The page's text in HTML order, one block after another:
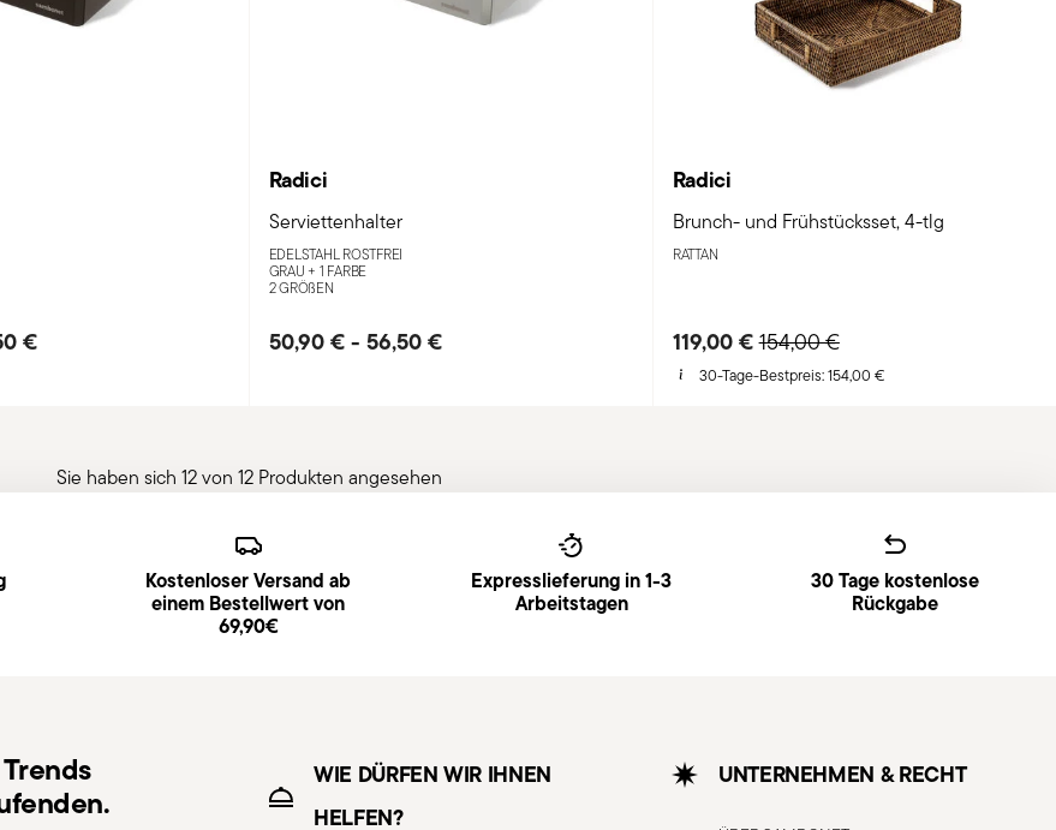
€
Radici
Serviettenhalter
EDELSTAHL ROSTFREI
GRAU + 1 FARBE
2 GRÖßEN
50,90 €- 56,50 €
Radici
Brunch- und Frühstücksset, 4-tlg
RATTAN
119,00 €Price reduced from
154,00 €to
30-Tage-Bestpreis:154,00 €
Sie haben sich 12 von 12 Produkten angesehen
Kostenloser Versand ab
einem Bestellwert von
69,90€
Expresslieferung in 1-3
Arbeitstagen
30 Tage kostenlose
Rückgabe
WIE DÜRFEN WIR IHNEN
HELFEN?
UNTERNEHMEN & RECHT